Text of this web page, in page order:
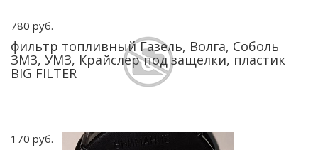
780 руб.
фильтр топливный Газель, Волга, Соболь
ЗМЗ, УМЗ, Крайслер под защелки, пластик
BIG FILTER
170 руб.